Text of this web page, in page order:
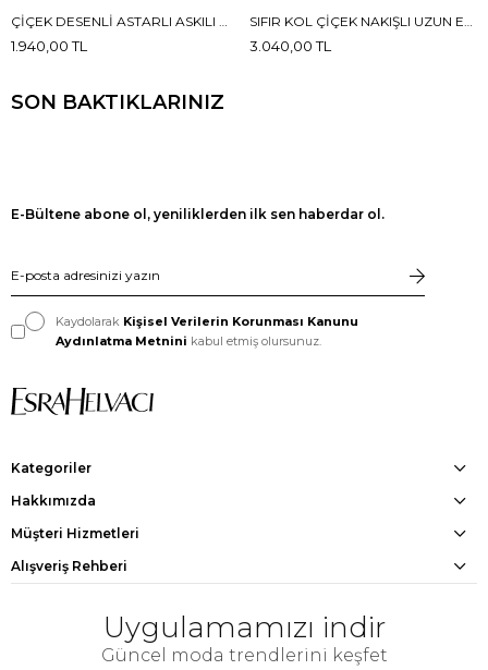
ÇIÇEK DESENLI ASTARLI ASKILI MAXI BOY ELBISE
1.940,00 TL
SIFIR KOL ÇIÇEK NAKIŞLI UZUN ELBISE
3.040,00 TL
SON BAKTIKLARINIZ
E-Bültene abone ol, yeniliklerden ilk sen haberdar ol.
Kaydolarak Kişisel Verilerin Korunması Kanunu
Aydınlatma Metnini kabul etmiş olursunuz.
Kategoriler
Hakkımızda
Müşteri Hizmetleri
Alışveriş Rehberi
Uygulamamızı indir
Güncel moda trendlerini keşfet